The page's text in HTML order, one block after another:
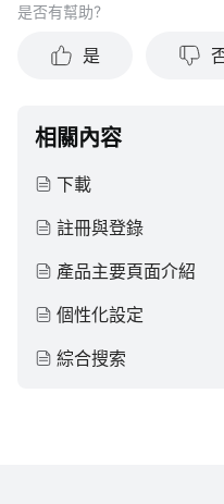
是否有幫助？
是
相關內容
下載
註冊與登錄
產品主要頁面介紹
個性化設定
綜合搜索